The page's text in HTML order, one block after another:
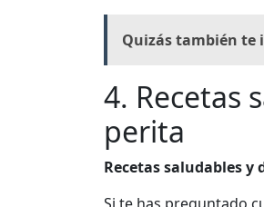
Quizás también te
4. Recetas
perita
Recetas saludables